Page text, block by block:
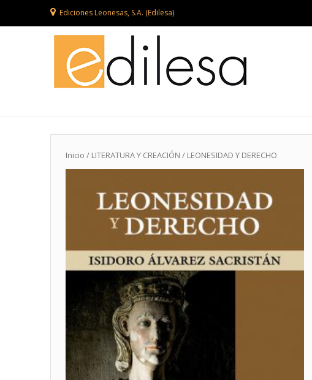
Ediciones Leonesas, S.A. (Edilesa)
Inicio / LITERATURA Y CREACIÓN / LEONESIDAD Y DERECHO